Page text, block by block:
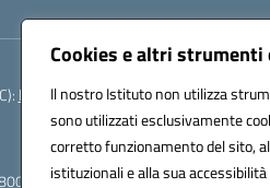
Cookies e altri
Il nostro Istituto non utilizza
sono utilizzati esclusivamente
corretto funzionamento del sito,
istituzionali e alla sua
bsis01800p@pec.istruzione.it